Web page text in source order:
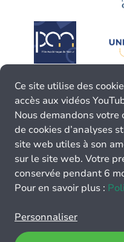
Ce site utilise des
accès aux vidéos
Nous demandons
de cookies d’analyses
site web utiles à son
sur le site web. Votre
conservée pendant 6
Pour en savoir plus :
Personnaliser